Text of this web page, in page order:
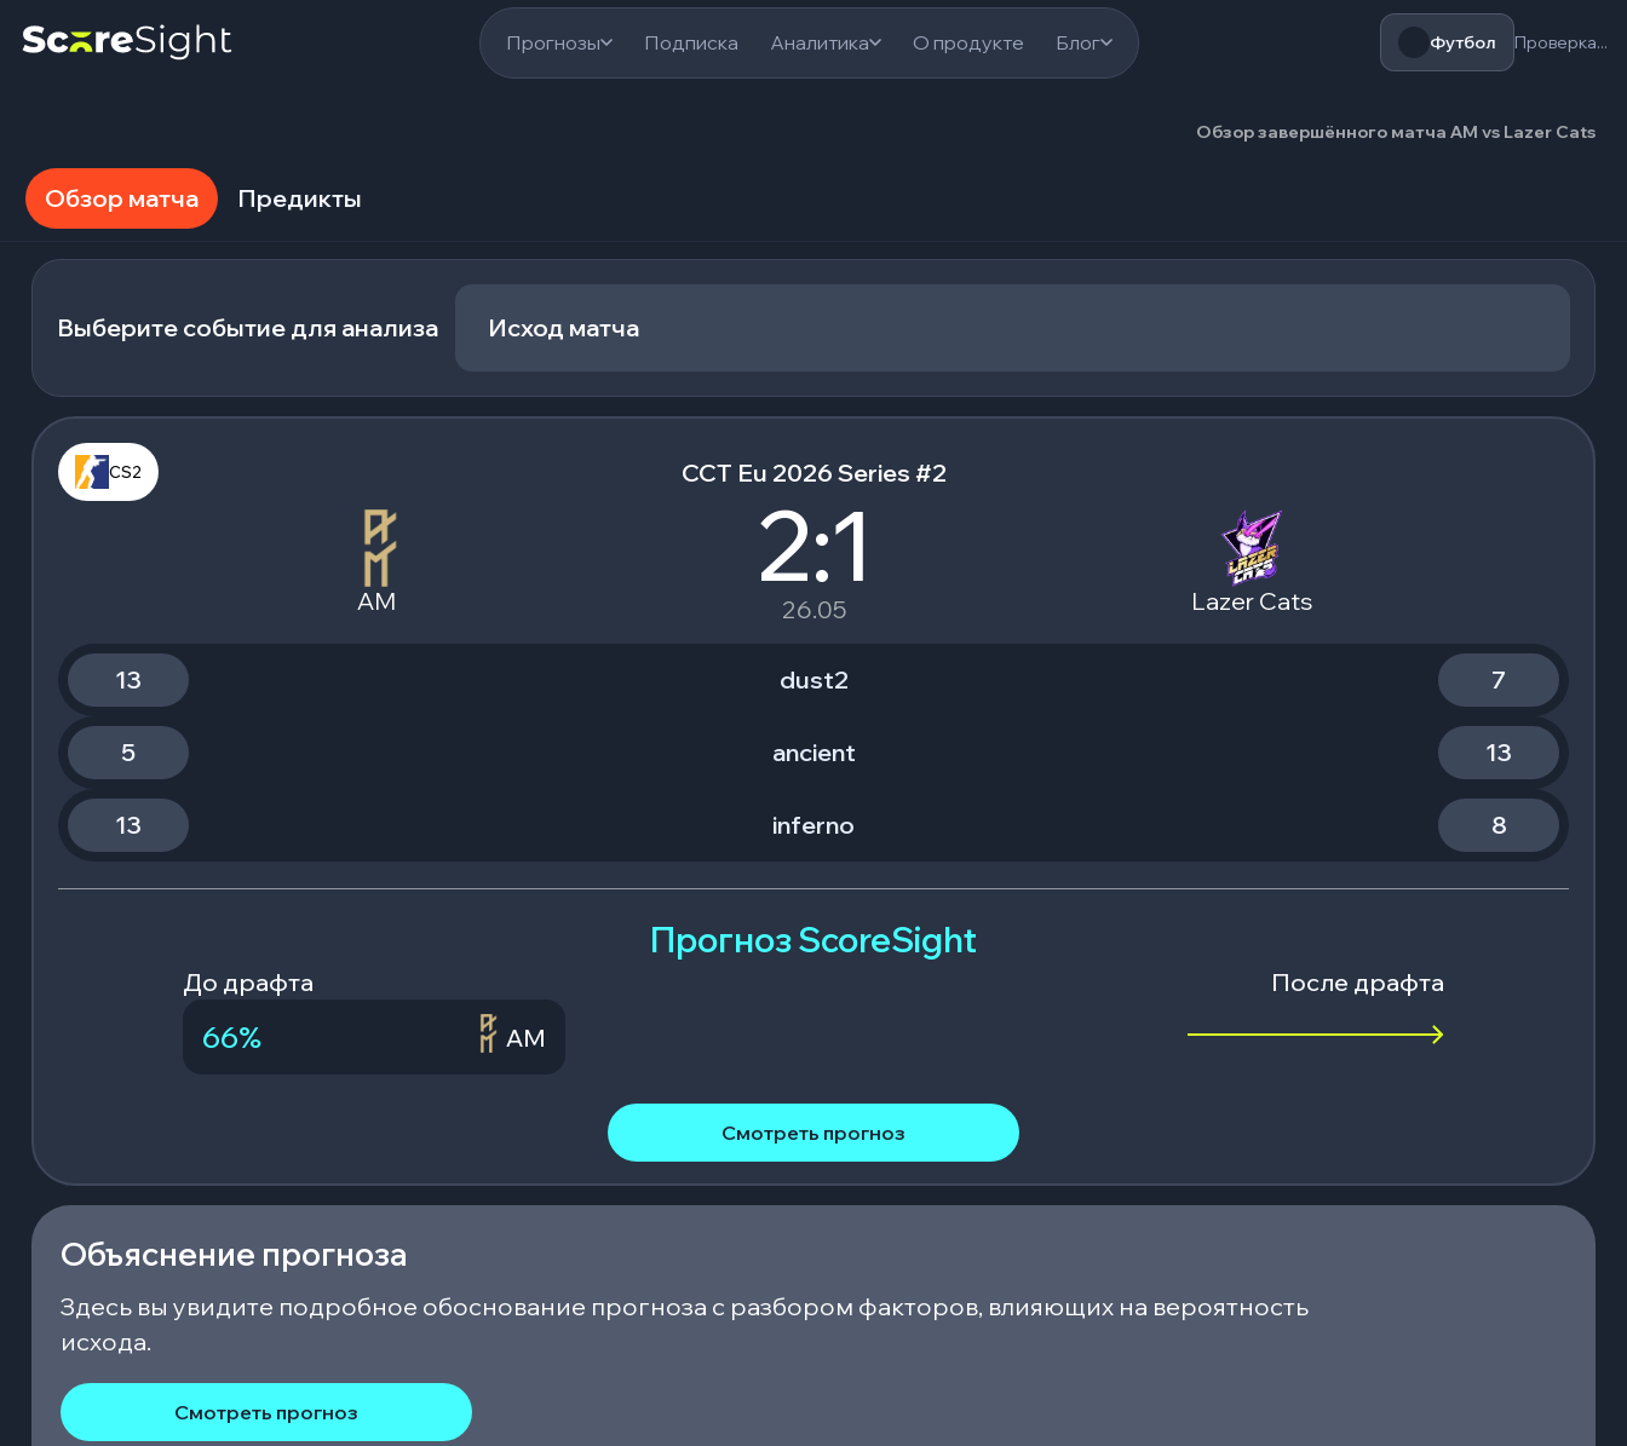
Прогнозы Подписка Аналитика О продукте Блог Футбол Проверка...
Обзор завершённого матча AM vs Lazer Cats
Обзор матча Предикты
Выберите событие для анализа Исход матча
CS2 CCT Eu 2026 Series #2
AM 2:1
26.05 Lazer Cats
13 dust2 7
5 ancient 13
13 inferno 8
Прогноз ScoreSight
До драфта После драфта
66% AM
Смотреть прогноз
Объяснение прогноза
Здесь вы увидите подробное обоснование прогноза с разбором факторов, влияющих на вероятность
исхода.
Смотреть прогноз